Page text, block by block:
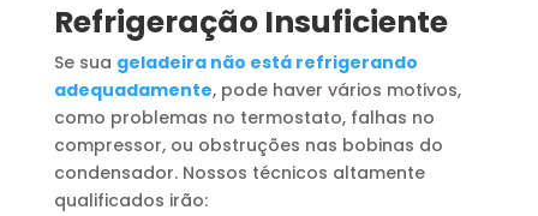
Refrigeração Insuficiente
Se sua geladeira não está refrigerando
adequadamente, pode haver vários motivos,
como problemas no termostato, falhas no
compressor, ou obstruções nas bobinas do
condensador. Nossos técnicos altamente
qualificados irão: